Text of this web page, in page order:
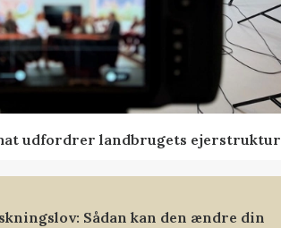
udfordrer landbrugets ejerstruktur
Sådan kan den ændre din